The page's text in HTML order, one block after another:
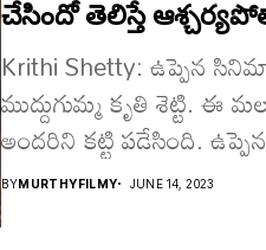
చేసిందో తెలిస్తే
Krithi Shetty: ఉప్పెన
ముద్దుగుమ్మ కృతి శెట్టి.
అందరిని క‌ట్టి ప‌డేసింది.
BYMURTHYFILMY JUNE 14, 2023